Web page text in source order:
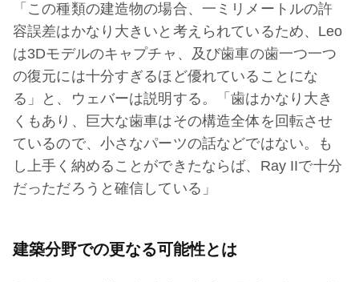
「この種類の建造物の場合、一ミリメートルの許
容誤差はかなり大きいと考えられているため、Leo
は3Dモデルのキャプチャ、及び歯車の歯一つ一つ
の復元には十分すぎるほど優れていることにな
る」と、ウェバーは説明する。「歯はかなり大き
くもあり、巨大な歯車はその構造全体を回転させ
ているので、小さなパーツの話などではない。も
し上手く納めることができたならば、Ray IIで十分
だっただろうと確信している」
建築分野での更なる可能性とは